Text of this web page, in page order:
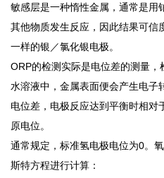
敏感层是一种惰性金属，通常是用
其他物质发生反应，因此结果可信
一样的银／氯化银电极。
ORP的检测实际是电位差的测量 ，
水溶液中，金属表面便会产生电子
电位差，电极反应达到平衡时相对
原电位。
通常规定，标准氢电极电位为0。
斯特方程进行计算：